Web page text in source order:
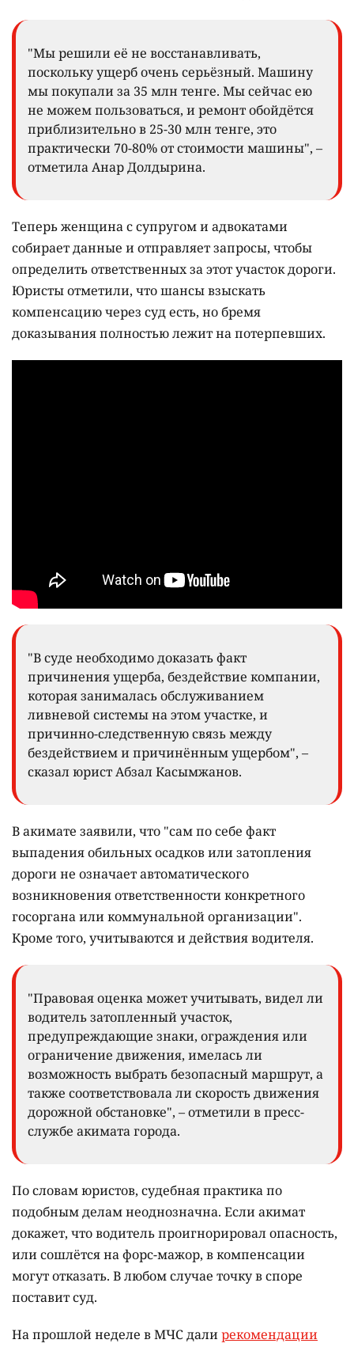
"Мы решили её не восстанавливать,
поскольку ущерб очень серьёзный. Машину
мы покупали за 35 млн тенге. Мы сейчас ею
не можем пользоваться, и ремонт обойдётся
приблизительно в 25-30 млн тенге, это
практически 70-80% от стоимости машины", –
отметила Анар Долдырина.
Теперь женщина с супругом и адвокатами
собирает данные и отправляет запросы, чтобы
определить ответственных за этот участок дороги.
Юристы отметили, что шансы взыскать
компенсацию через суд есть, но бремя
доказывания полностью лежит на потерпевших.
"В суде необходимо доказать факт
причинения ущерба, бездействие компании,
которая занималась обслуживанием
ливневой системы на этом участке, и
причинно-следственную связь между
бездействием и причинённым ущербом", –
сказал юрист Абзал Касымжанов.
В акимате заявили, что "сам по себе факт
выпадения обильных осадков или затопления
дороги не означает автоматического
возникновения ответственности конкретного
госоргана или коммунальной организации".
Кроме того, учитываются и действия водителя.
"Правовая оценка может учитывать, видел ли
водитель затопленный участок,
предупреждающие знаки, ограждения или
ограничение движения, имелась ли
возможность выбрать безопасный маршрут, а
также соответствовала ли скорость движения
дорожной обстановке", – отметили в пресс-
службе акимата города.
По словам юристов, судебная практика по
подобным делам неоднозначна. Если акимат
докажет, что водитель проигнорировал опасность,
или сошлётся на форс-мажор, в компенсации
могут отказать. В любом случае точку в споре
поставит суд.
На прошлой неделе в МЧС далирекомендации